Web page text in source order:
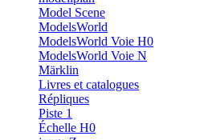
Model Scene
ModelsWorld
ModelsWorld Voie H0
ModelsWorld Voie N
Märklin
Livres et catalogues
Répliques
Piste 1
Échelle H0